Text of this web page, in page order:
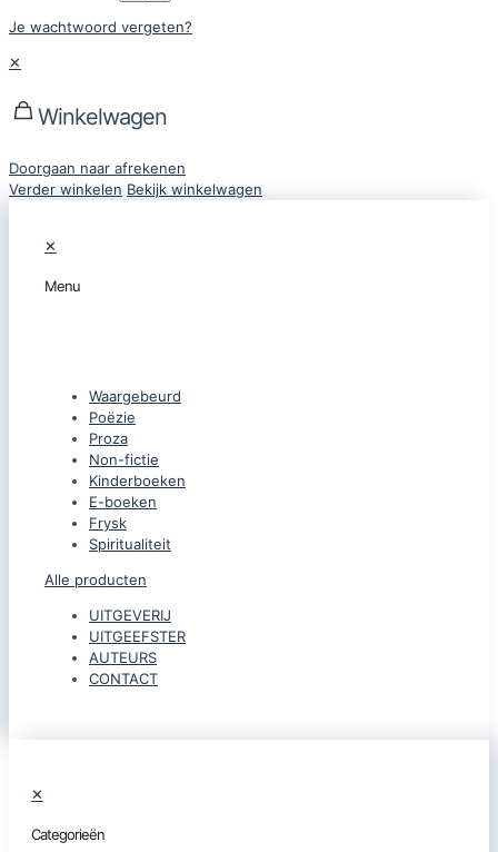
Je wachtwoord vergeten?
✕
Winkelwagen
Doorgaan naar afrekenen
Verder winkelen Bekijk winkelwagen
✕
Menu
Waargebeurd
Poëzie
Proza
Non-fictie
Kinderboeken
E-boeken
Frysk
Spiritualiteit
Alle producten
UITGEVERIJ
UITGEEFSTER
AUTEURS
CONTACT
✕
Categorieën